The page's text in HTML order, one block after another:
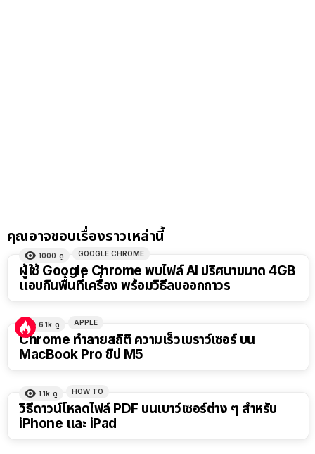
คุณอาจชอบเรื่องราวเหล่านี้
1000 ดู GOOGLE CHROME
ผู้ใช้ Google Chrome พบไฟล์ AI ปริศนาขนาด 4GB
แอบกินพื้นที่เครื่อง พร้อมวิธีลบออกถาวร
6.1k ดู APPLE
Chrome ทำลายสถิติ ความเร็วเบราว์เซอร์ บน
MacBook Pro ชิป M5
1.1k ดู HOW TO
วิธีดาวน์โหลดไฟล์ PDF บนเบาว์เซอร์ต่าง ๆ สำหรับ
iPhone และ iPad